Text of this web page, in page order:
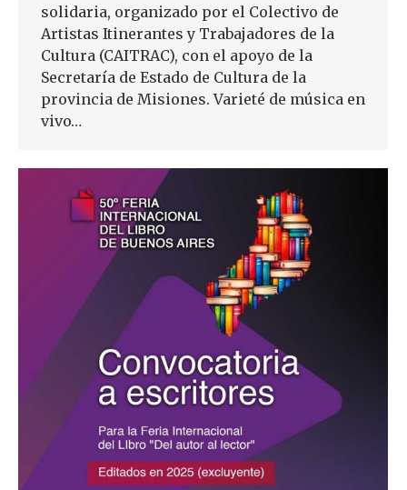
solidaria, organizado por el Colectivo de
Artistas Itinerantes y Trabajadores de la
Cultura (CAITRAC), con el apoyo de la
Secretaría de Estado de Cultura de la
provincia de Misiones. Varieté de música en
vivo…